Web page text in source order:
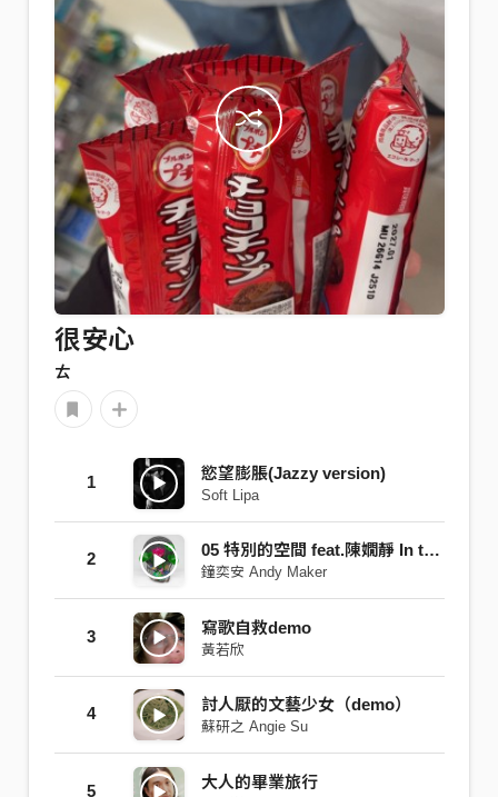
很安心
ㄊ
1 慾望膨脹(Jazzy version)
Soft Lipa
2 05 特別的空間 feat.陳嫺靜 In the Space of Becomining
鐘奕安 Andy Maker
3 寫歌自救demo
黃若欣
4 討人厭的文藝少女（demo）
蘇研之 Angie Su
5 大人的畢業旅行